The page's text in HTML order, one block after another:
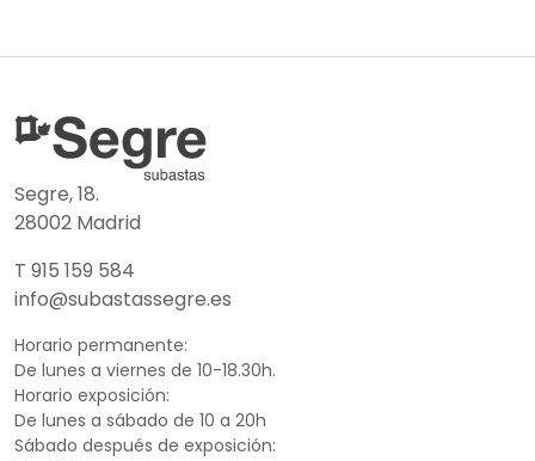
Segre, 18.
28002 Madrid
T 915 159 584
info@subastassegre.es
Horario permanente:
De lunes a viernes de 10-18.30h.
Horario exposición:
De lunes a sábado de 10 a 20h
Sábado después de exposición: